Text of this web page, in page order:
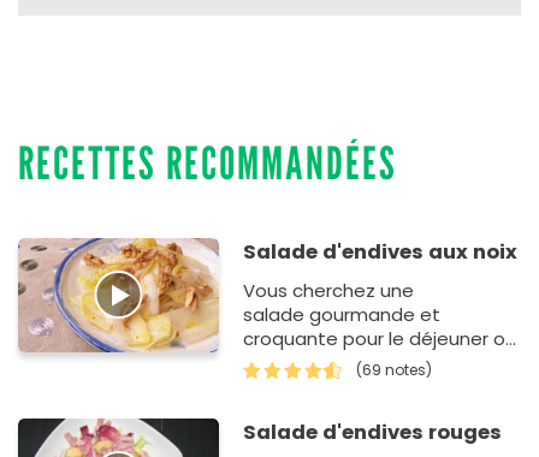
RECETTES RECOMMANDÉES
Salade d'endives aux noix
Vous cherchez une
salade gourmande et
croquante pour le déjeuner ou
bien le dîner ? Cette recette
d'endives aux noix est
(69 notes)
Salade d'endives rouges